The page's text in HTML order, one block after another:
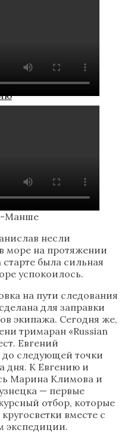
Манше
несли
море на протяжении
была сильная
успокоилось.
на пути следования
для заправки
экипажа. Сегодня же,
тримаран «Russian
Евгений
до следующей точки
дня. К Евгению и
Марина Климова и
— первые
отбор, которые
вместе с
экспедиции.